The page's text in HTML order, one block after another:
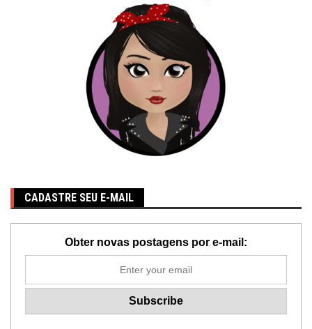
CADASTRE SEU E-MAIL
Obter novas postagens por e-mail: